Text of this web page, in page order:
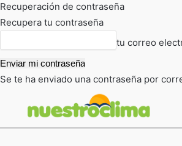
Recuperación de contraseña
Recupera tu contraseña
tu correo
Se te ha enviado una contraseña por